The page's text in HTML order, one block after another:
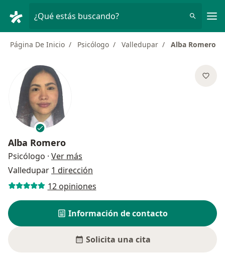
¿Qué estás buscando?
Página De Inicio Psicólogo Valledupar Alba Romero
Alba Romero
Psicólogo · Ver más
Valledupar 1 dirección
12 opiniones
Información de contacto
Solicita una cita